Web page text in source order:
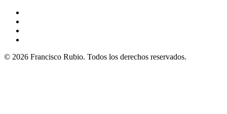
© 2026 Francisco Rubio. Todos los derechos reservados.